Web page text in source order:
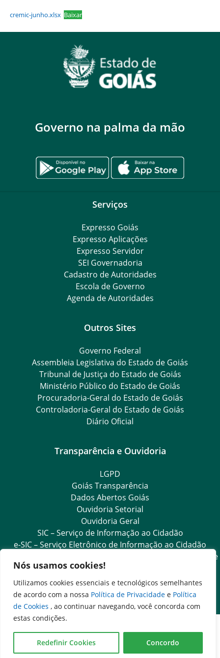
Nós usamos cookies!
Utilizamos cookies essenciais e tecnológicos semelhantes
de acordo com a nossa Política de Privacidade e Política
de Cookies , ao continuar navegando, você concorda com
estas condições.
Redefinir Cookies Concordo
cremic-junho.xlsx Baixar
Governo na palma da mão
Serviços
Expresso Goiás
Expresso Aplicações
Expresso Servidor
SEI Governadoria
Cadastro de Autoridades
Escola de Governo
Agenda de Autoridades
Outros Sites
Governo Federal
Assembleia Legislativa do Estado de Goiás
Tribunal de Justiça do Estado de Goiás
Ministério Público do Estado de Goiás
Procuradoria-Geral do Estado de Goiás
Controladoria-Geral do Estado de Goiás
Diário Oficial
Transparência e Ouvidoria
LGPD
Goiás Transparência
Dados Abertos Goiás
Ouvidoria Setorial
Ouvidoria Geral
SIC – Serviço de Informação ao Cidadão
e-SIC – Serviço Eletrônico de Informação ao Cidadão
Acesso às Informações das Organizações Sociais de Saúde
e Sociedade Civil
Ouvidoria Setorial (Expresso)
Ouvidoria Setorial (Presencial)